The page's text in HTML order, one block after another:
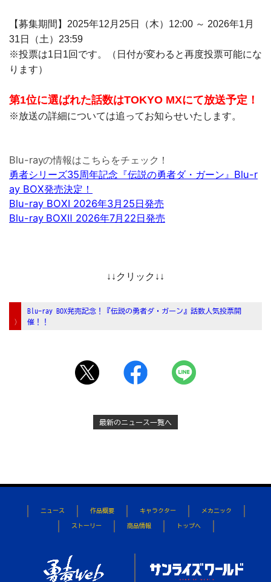
【募集期間】2025年12月25日（木）12:00 ～ 2026年1月
31日（土）23:59
※投票は1日1回です。（日付が変わると再度投票可能にな
ります）
第1位に選ばれた話数はTOKYO MXにて放送予定！
※放送の詳細については追ってお知らせいたします。
Blu-rayの情報はこちらをチェック！
勇者シリーズ35周年記念『伝説の勇者ダ・ガーン』Blu-r
ay BOX発売決定！
Blu-ray BOXⅠ 2026年3月25日発売
Blu-ray BOXⅡ 2026年7月22日発売
↓↓クリック↓↓
Blu-ray BOX発売記念！『伝説の勇者ダ・ガーン』話数人気投票開
催！！
最新のニュース一覧へ
ニュース 作品概要 キャラクター メカニック
ストーリー 商品情報 トップへ